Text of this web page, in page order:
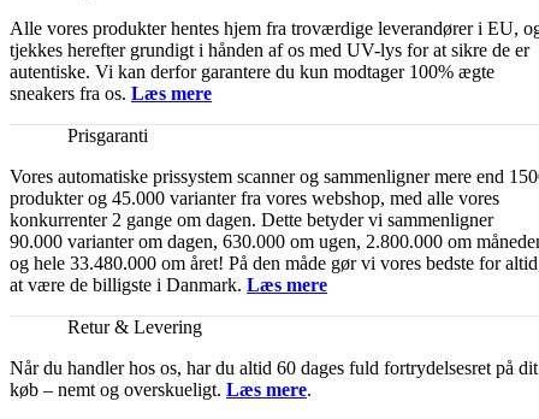
Alle vores produkter hentes hjem fra troværdige leverandører i EU,
tjekkes herefter grundigt i hånden af os med UV-lys for at sikre de er
autentiske. Vi kan derfor garantere du kun modtager 100% ægte
sneakers fra os. Læs mere
Prisgaranti
Vores automatiske prissystem scanner og sammenligner mere end
produkter og 45.000 varianter fra vores webshop, med alle vores
konkurrenter 2 gange om dagen. Dette betyder vi sammenligner
90.000 varianter om dagen, 630.000 om ugen, 2.800.000 om
og hele 33.480.000 om året! På den måde gør vi vores bedste for
at være de billigste i Danmark. Læs mere
Retur & Levering
Når du handler hos os, har du altid 60 dages fuld fortrydelsesret på dit
køb – nemt og overskueligt. Læs mere.